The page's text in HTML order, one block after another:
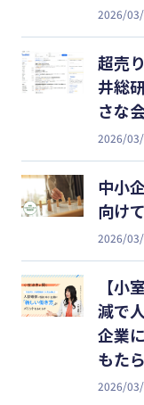
2026/
超売
井総
さな
2026/
中小
向け
2026/
【小
減で
企業
もた
2026/